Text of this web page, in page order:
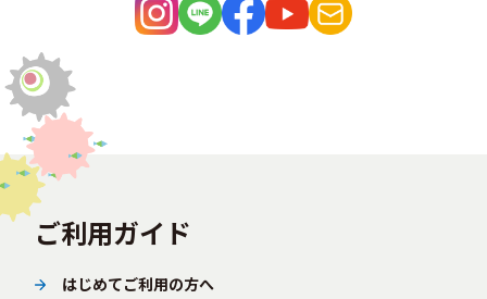
ご利用ガイド
はじめてご利用の方へ